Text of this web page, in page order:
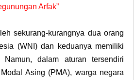
Arfak”
sekurang-kurangnya dua orang
(WNI) dan keduanya memiliki
Namun, dalam aturan tersendiri
Asing (PMA), warga negara